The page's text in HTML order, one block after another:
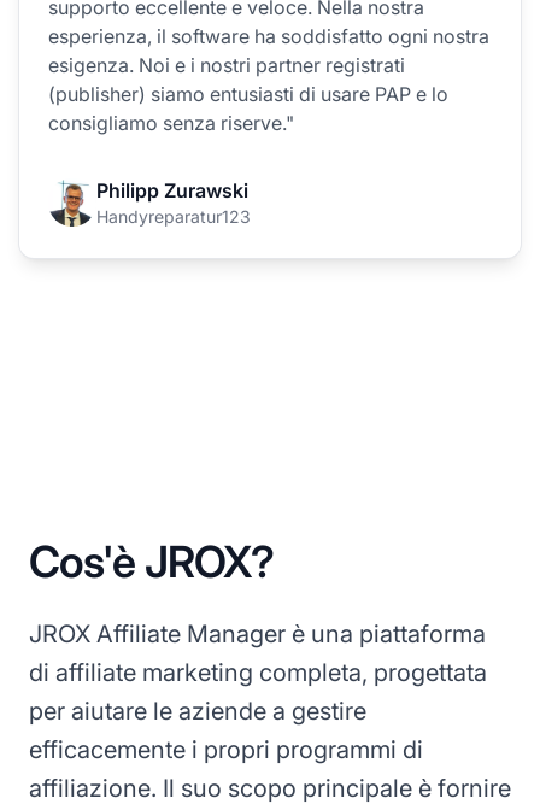
supporto eccellente e veloce. Nella nostra
esperienza, il software ha soddisfatto ogni nostra
esigenza. Noi e i nostri partner registrati
(publisher) siamo entusiasti di usare PAP e lo
consigliamo senza riserve."
Philipp Zurawski
Handyreparatur123
Cos'è JROX?
JROX Affiliate Manager è una piattaforma
di affiliate marketing completa, progettata
per aiutare le aziende a gestire
efficacemente i propri programmi di
affiliazione. Il suo scopo principale è fornire